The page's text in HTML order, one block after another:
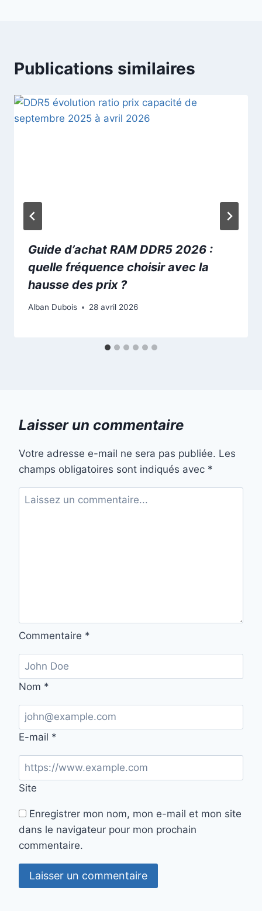
Publications similaires
Guide d’achat RAM DDR5 2026 :
quelle fréquence choisir avec la
hausse des prix ?
Alban Dubois 28 avril 2026
Laisser un commentaire
Votre adresse e-mail ne sera pas publiée. Les
champs obligatoires sont indiqués avec *
Commentaire *
Nom *
E-mail *
Site
Enregistrer mon nom, mon e-mail et mon site
dans le navigateur pour mon prochain
commentaire.